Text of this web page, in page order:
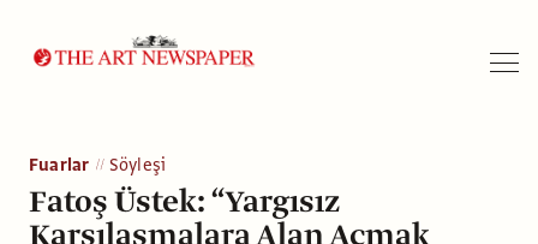
Fuarlar Söyleşi
Fatoş Üstek: “Yargısız
Karşılaşmalara Alan Açmak